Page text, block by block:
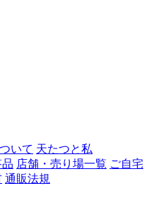
いて 天たつと私
店舗・売り場一覧 ご自宅
通販法規